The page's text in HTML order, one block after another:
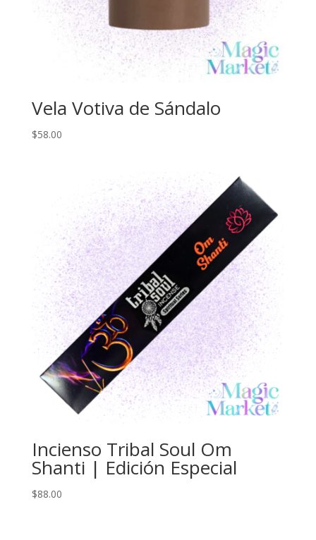
Vela Votiva de Sándalo
$58.00
Incienso Tribal Soul Om
Shanti | Edición Especial
$88.00